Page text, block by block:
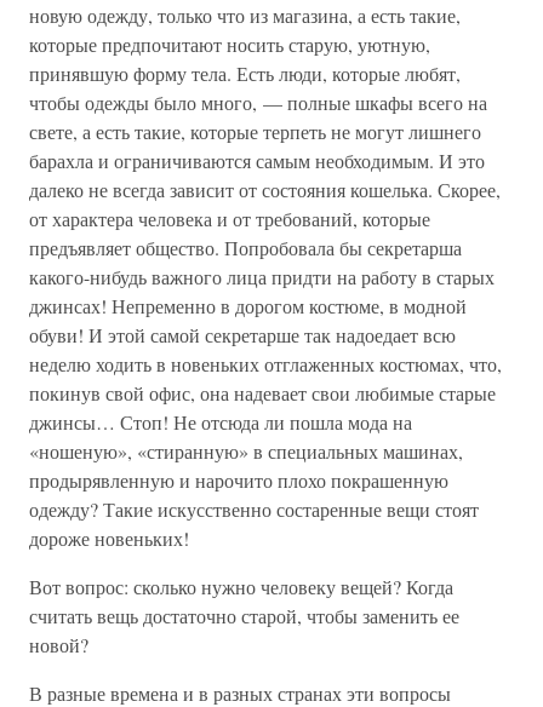
новую одежду, только что из магазина, а есть такие,
которые предпочитают носить старую, уютную,
принявшую форму тела. Есть люди, которые любят,
чтобы одежды было много, — полные шкафы всего на
свете, а есть такие, которые терпеть не могут лишнего
барахла и ограничиваются самым необходимым. И это
далеко не всегда зависит от состояния кошелька. Скорее,
от характера человека и от требований, которые
предъявляет общество. Попробовала бы секретарша
какого-нибудь важного лица придти на работу в старых
джинсах! Непременно в дорогом костюме, в модной
обуви! И этой самой секретарше так надоедает всю
неделю ходить в новеньких отглаженных костюмах, что,
покинув свой офис, она надевает свои любимые старые
джинсы… Стоп! Не отсюда ли пошла мода на
«ношеную», «стиранную» в специальных машинах,
продырявленную и нарочито плохо покрашенную
одежду? Такие искусственно состаренные вещи стоят
дороже новеньких!
Вот вопрос: сколько нужно человеку вещей? Когда
считать вещь достаточно старой, чтобы заменить ее
новой?
В разные времена и в разных странах эти вопросы